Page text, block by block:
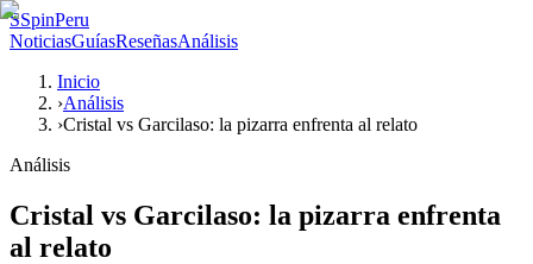
SSpinPeru
NoticiasGuíasReseñasAnálisis
Inicio
›Análisis
›Cristal vs Garcilaso: la pizarra enfrenta al relato
Análisis
Cristal vs Garcilaso: la pizarra enfrenta
al relato